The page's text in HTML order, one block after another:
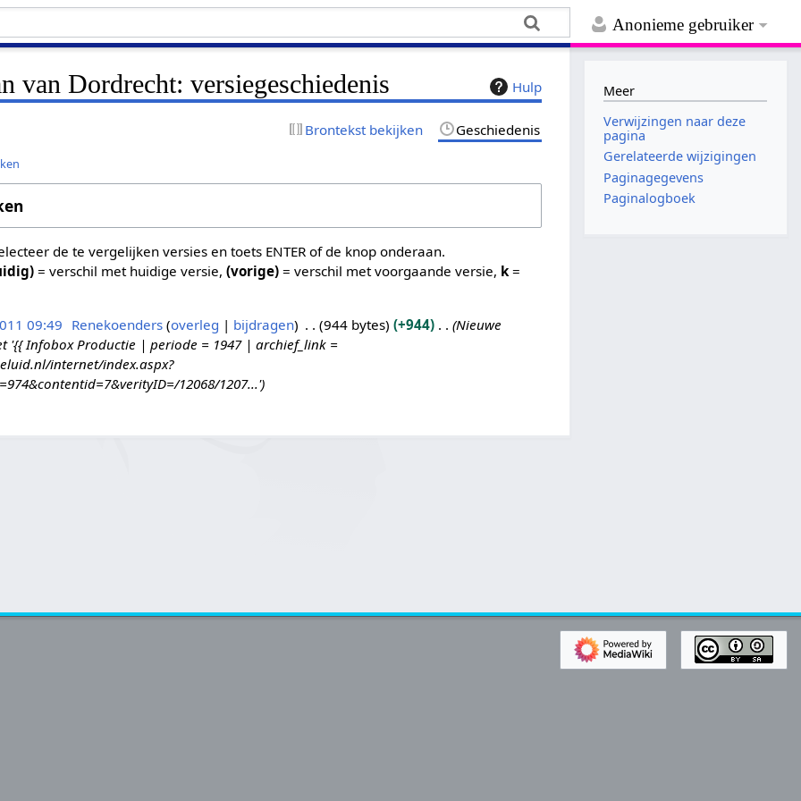
Anonieme gebruiker
Hulp
van Dordrecht: versiegeschiedenis
Brontekst bekijken Geschiedenis
de te vergelijken versies en toets ENTER of de knop onderaan.
= verschil met huidige versie,(vorige) = verschil met voorgaande versie, k =
09:49 Renekoenders overleg bijdragen 944 bytes +944
Nieuwe
'{{ Infobox Productie | periode = 1947 | archief_link =
internet/index.aspx?
12068/1207...'
Meer
Verwijzingen naar deze
pagina
Gerelateerde wijzigingen
Paginagegevens
Paginalogboek